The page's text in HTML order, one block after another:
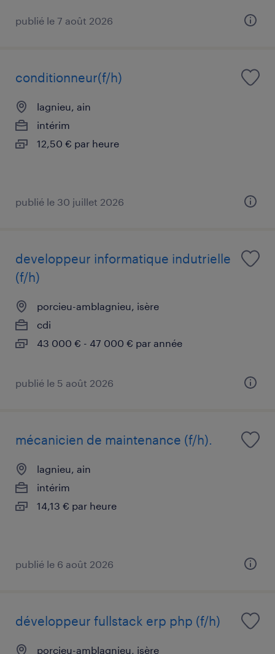
publié le 7 août 2026
conditionneur(f/h)
lagnieu, ain
intérim
12,50 € par heure
publié le 30 juillet 2026
developpeur informatique indutrielle
(f/h)
porcieu-amblagnieu, isère
cdi
43 000 € - 47 000 € par année
publié le 5 août 2026
mécanicien de maintenance (f/h).
lagnieu, ain
intérim
14,13 € par heure
publié le 6 août 2026
développeur fullstack erp php (f/h)
porcieu-amblagnieu, isère